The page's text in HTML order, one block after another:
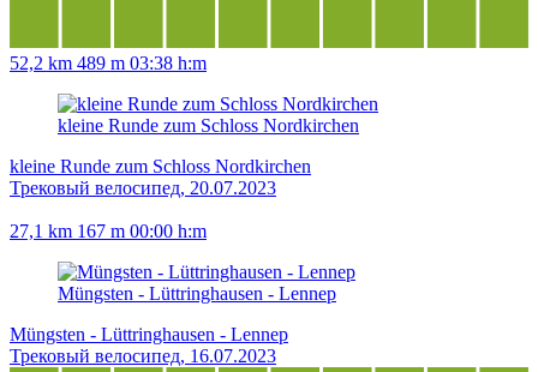
52,2 km 489 m 03:38 h:m
kleine Runde zum Schloss Nordkirchen
kleine Runde zum Schloss Nordkirchen
Трековый велосипед, 20.07.2023
27,1 km 167 m 00:00 h:m
Müngsten - Lüttringhausen - Lennep
Müngsten - Lüttringhausen - Lennep
Трековый велосипед, 16.07.2023